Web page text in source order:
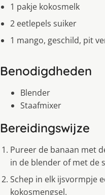
1 pakje kokosmelk
2 eetlepels suiker
1 mango, geschild, pit
Benodigdheden
Blender
Staafmixer
Bereidingswijze
Pureer de banaan met
in de blender of met de
Schep in elk ijsvormpje
kokosmengsel.